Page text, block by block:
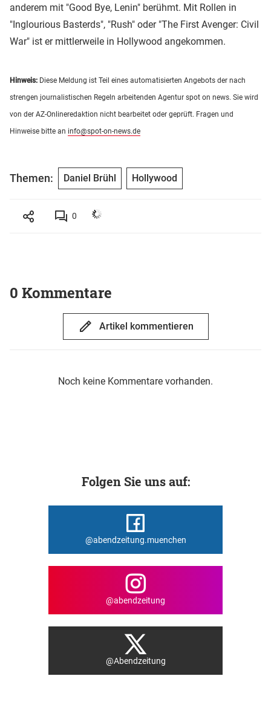
anderem mit "Good Bye, Lenin" berühmt. Mit Rollen in
"Inglourious Basterds", "Rush" oder "The First Avenger: Civil
War" ist er mittlerweile in Hollywood angekommen.
Hinweis: Diese Meldung ist Teil eines automatisierten Angebots der nach
strengen journalistischen Regeln arbeitenden Agentur spot on news. Sie wird
von der AZ-Onlineredaktion nicht bearbeitet oder geprüft. Fragen und
Hinweise bitte an info@spot-on-news.de
Themen: Daniel Brühl Hollywood
0
0 Kommentare
Artikel kommentieren
Noch keine Kommentare vorhanden.
Folgen Sie uns auf:
@abendzeitung.muenchen
@abendzeitung
@Abendzeitung